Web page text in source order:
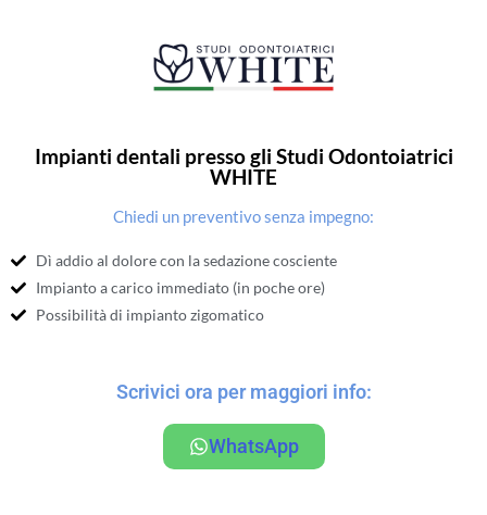
Impianti dentali presso gli Studi Odontoiatrici
WHITE
Chiedi un preventivo senza impegno:
Dì addio al dolore con la sedazione cosciente
Impianto a carico immediato (in poche ore)
Possibilità di impianto zigomatico
Scrivici ora per maggiori info:
WhatsApp